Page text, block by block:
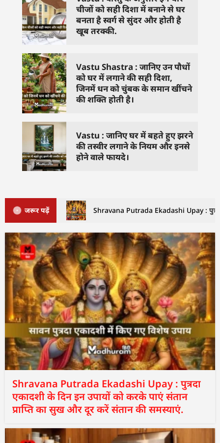
चीजों को सही दिशा में बनाने से घर
बनता है स्वर्ग से सुंदर और होती है
खूब तरक्की.
Vastu Shastra : जानिए उन पौधों
को घर में लगाने की सही दिशा,
जिनमें धन को चुंबक के समान खींचने
की शक्ति होती है।
Vastu : जानिए घर में बहते हुए झरने
की तस्वीर लगाने के नियम और इनसे
होने वाले फायदे।
जरूर पढ़ें Shravana Putrada Ekadashi Upay :
Shravana Putrada Ekadashi Upay : पुत्रदा
एकादशी के दिन इन उपायों को करके पाएं संतान
प्राप्ति का सुख और दूर करें संतान की समस्याएं.